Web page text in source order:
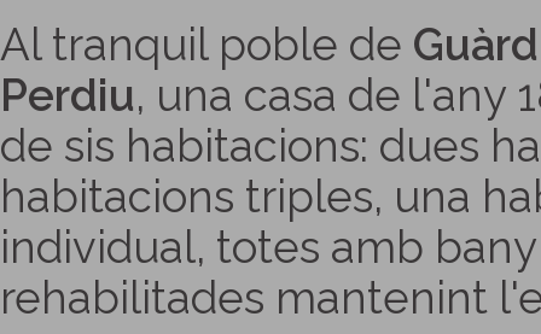
Al tranquil poble de
Perdiu, una casa de l'any
de sis habitacions: dues
habitacions triples, una
individual, totes amb
rehabilitades mantenint